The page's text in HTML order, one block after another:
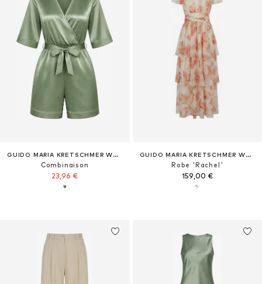
GUIDO MARIA KRETSCHMER WOMEN
Combinaison
23,96 €
GUIDO MARIA KRETSCHMER WOMEN
Robe 'Rachel'
159,00 €